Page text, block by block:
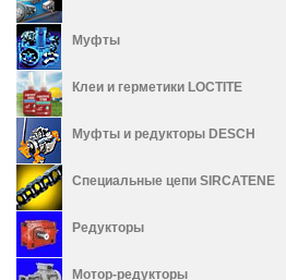
Муфты
Клеи и герметики LOCTITE
Муфты и редукторы DESCH
Специальные цепи SIRCATENE
Редукторы
Мотор-редукторы